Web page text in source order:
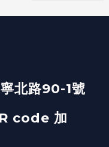
北路90-1號
code 加